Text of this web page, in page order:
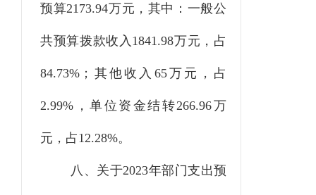
预算2173.94万元，其中：一般公
共预算拨款收入 1841.98万元，占
84.73%；其他收入 65万元，占
2.99% ，单位资金结转266.96万
元，占12.28%。
八、关于2023年部门支出预